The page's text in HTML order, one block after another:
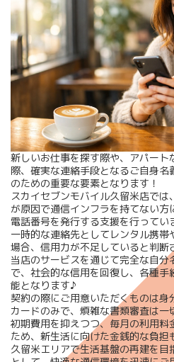
新しいお仕事を探す際や、アパート
際、確実な連絡手段となるご自身
のための重要な要素となります！
スカイセブンモバイル久留米店で
が原因で通信インフラを持てない方
電話番号を発行する支援を行ってい
一時的な連絡先としてレンタル携
場合、信用力が不足していると判断
当店のサービスを通じて完全な自分
で、社会的な信用を回復し、各種
能となります♪
契約の際にご用意いただくものは身
カードのみで、煩雑な書類審査は一
初期費用を抑えつつ、毎月の利用料
ため、新生活に向けた金銭的な負担
久留米エリアで生活基盤の再建を